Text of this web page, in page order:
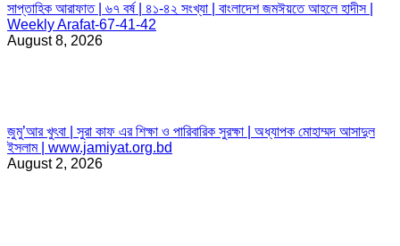
সাপ্তাহিক আরাফাত | ৬৭ বর্ষ | ৪১-৪২ সংখ্যা | বাংলাদেশ জমঈয়তে আহলে হাদীস |
Weekly Arafat-67-41-42
August 8, 2026
জুমু’আর খুৎবা | সুরা কাফ এর শিক্ষা ও পারিবারিক সুরক্ষা | অধ্যাপক মোহাম্মদ আসাদুল
ইসলাম | www.jamiyat.org.bd
August 2, 2026